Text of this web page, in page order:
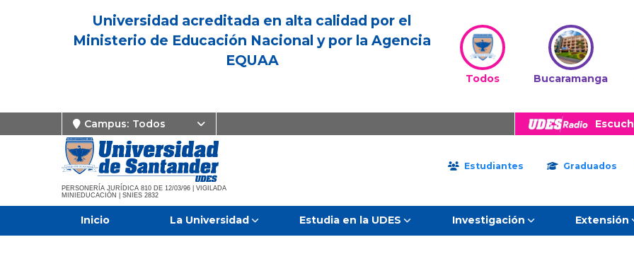
Universidad acreditada en alta calidad por el
Ministerio de Educación Nacional y por la Agencia
EQUAA
Todos Bucaramanga
Campus: Todos
PERSONERÍA JURÍDICA 810 DE 12/03/96 | VIGILADA
MINIEDUCACIÓN | SNIES 2832
Estudiantes Graduados
Inicio La Universidad Estudia en la UDES Investigación Extensión